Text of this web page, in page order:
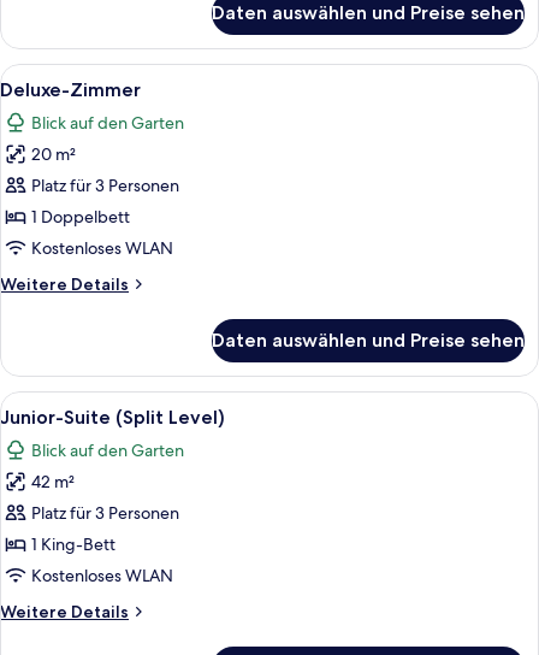
Zimmer
Daten auswählen und Preise sehen
Alle
Fotos
für
Deluxe-
Zimmer
anzeigen
Ein Schlafzimmer mit einem großen
4
Deluxe-Zimmer
Blick auf den Garten
20 m²
Platz für 3 Personen
1 Doppelbett
Kostenloses WLAN
Weitere Details
Weitere
Zimmer
Daten auswählen und Preise sehen
Alle
Fotos
für
Junior-
Suite
(Split
Level)
Junior-Suite (Split Level) | Minibar,
2
Junior-Suite (Split Level)
Blick auf den Garten
42 m²
Platz für 3 Personen
1 King-Bett
Kostenloses WLAN
Weitere Details
Weitere